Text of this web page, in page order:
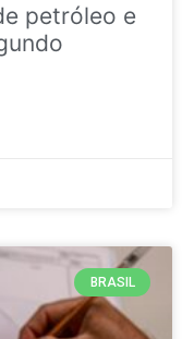
petróleo e
BRASIL